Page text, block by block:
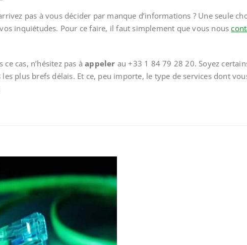
pas à vous décider par manque d’informations ? Une seule
inquiétudes. Pour ce faire, il faut simplement que vous nous
ce cas, n’hésitez pas àappeler au +33 1 84 79 28 20. Soyez
les plus brefs délais. Et ce, peu importe, le type de services dont